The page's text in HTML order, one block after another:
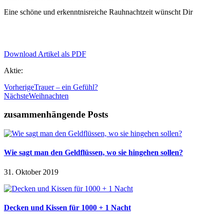
Eine schöne und erkenntnisreiche Rauhnachtzeit wünscht Dir
Download Artikel als PDF
Aktie:
VorherigeTrauer – ein Gefühl?
NächsteWeihnachten
zusammenhängende Posts
Wie sagt man den Geldflüssen, wo sie hingehen sollen?
31. Oktober 2019
Decken und Kissen für 1000 + 1 Nacht